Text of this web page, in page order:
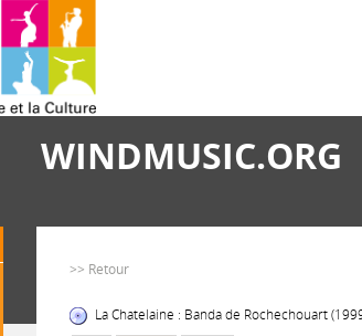
WINDMUSIC.ORG
>> Retour
La Chatelaine : Banda de Rochechouart